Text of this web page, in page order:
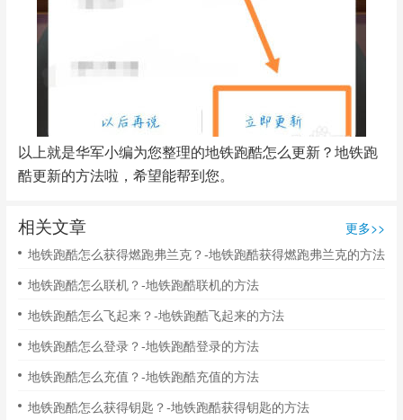
以上就是华军小编为您整理的地铁跑酷怎么更新？地铁跑
酷更新的方法啦，希望能帮到您。
相关文章
更多>>
地铁跑酷怎么获得燃跑弗兰克？-地铁跑酷获得燃跑弗兰克的方法
地铁跑酷怎么联机？-地铁跑酷联机的方法
地铁跑酷怎么飞起来？-地铁跑酷飞起来的方法
地铁跑酷怎么登录？-地铁跑酷登录的方法
地铁跑酷怎么充值？-地铁跑酷充值的方法
地铁跑酷怎么获得钥匙？-地铁跑酷获得钥匙的方法